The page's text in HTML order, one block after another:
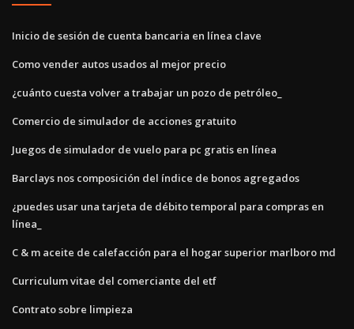
Inicio de sesión de cuenta bancaria en línea clave
Como vender autos usados ​​al mejor precio
¿cuánto cuesta volver a trabajar un pozo de petróleo_
Comercio de simulador de acciones gratuito
Juegos de simulador de vuelo para pc gratis en línea
Barclays nos composición del índice de bonos agregados
¿puedes usar una tarjeta de débito temporal para compras en
línea_
C & m aceite de calefacción para el hogar superior marlboro md
Curriculum vitae del comerciante del etf
Contrato sobre limpieza